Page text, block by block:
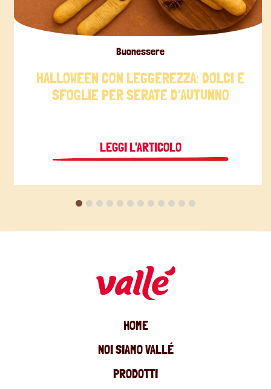
Buonessere
HALLOWEEN CON LEGGEREZZA: DOLCI E
SFOGLIE PER SERATE D’AUTUNNO
LEGGI L'ARTICOLO
HOME
NOI SIAMO VALLÉ
PRODOTTI